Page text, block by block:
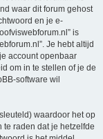
waar dit forum gehost
en je e-
is
Je hebt altijd
account openbaar
om in te stellen of je de
software wil
waardoor het op
te raden dat je hetzelfde